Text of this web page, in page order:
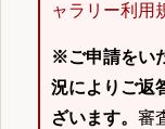
ャラリー利用
※ご申請をい
況によりご返
ざいます。 審